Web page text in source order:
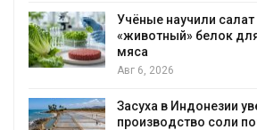
салат производить
для растительного
увеличила
почти в 20 раз